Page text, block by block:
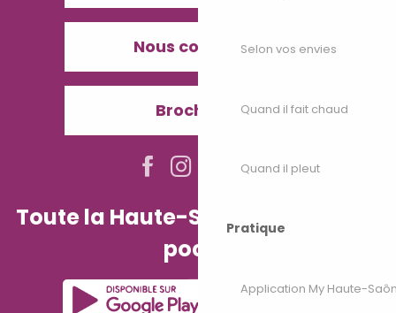
Selon vos envies
Quand il fait chaud
Quand il pleut
Pratique
Application My Haute-
Nous contacter
Brochures
Toute la Haute-Saône dans votre
poche